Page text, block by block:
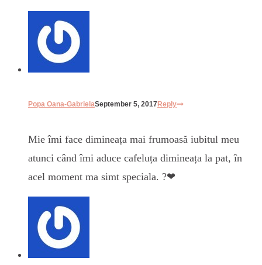
Popa Oana-GabrielaSeptember 5, 2017Reply
Mie îmi face dimineața mai frumoasă iubitul meu
atunci când îmi aduce cafeluța dimineața la pat, în
acel moment ma simt speciala. ?❤